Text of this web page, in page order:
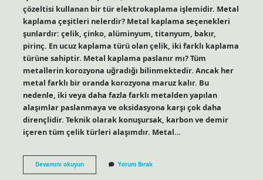
çözeltisi kullanan bir tür elektrokaplama işlemidir. Metal
kaplama çeşitleri nelerdir? Metal kaplama seçenekleri
şunlardır: çelik, çinko, alüminyum, titanyum, bakır,
pirinç. En ucuz kaplama türü olan çelik, iki farklı kaplama
türüne sahiptir. Metal kaplama paslanır mı? Tüm
metallerin korozyona uğradığı bilinmektedir. Ancak her
metal farklı bir oranda korozyona maruz kalır. Bu
nedenle, iki veya daha fazla farklı metalden yapılan
alaşımlar paslanmaya ve oksidasyona karşı çok daha
dirençlidir. Teknik olarak konuşursak, karbon ve demir
içeren tüm çelik türleri alaşımdır. Metal…
Devamını okuyunMetal
Kaplama
Yorum Bırak